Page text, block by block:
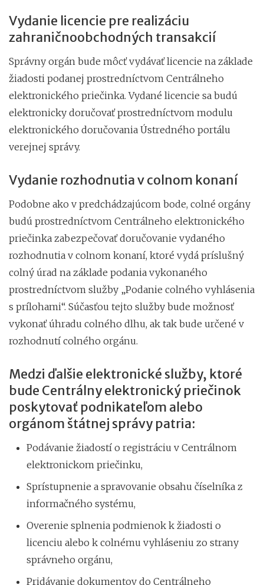
Vydanie licencie pre realizáciu
zahraničnoobchodných transakcií
Správny orgán bude môcť vydávať licencie na základe
žiadosti podanej prostredníctvom Centrálneho
elektronického priečinka. Vydané licencie sa budú
elektronicky doručovať prostredníctvom modulu
elektronického doručovania Ústredného portálu
verejnej správy.
Vydanie rozhodnutia v colnom konaní
Podobne ako v predchádzajúcom bode, colné orgány
budú prostredníctvom Centrálneho elektronického
priečinka zabezpečovať doručovanie vydaného
rozhodnutia v colnom konaní, ktoré vydá príslušný
colný úrad na základe podania vykonaného
prostredníctvom služby „Podanie colného vyhlásenia
s prílohami“. Súčasťou tejto služby bude možnosť
vykonať úhradu colného dlhu, ak tak bude určené v
rozhodnutí colného orgánu.
Medzi ďalšie elektronické služby, ktoré
bude Centrálny elektronický priečinok
poskytovať podnikateľom alebo
orgánom štátnej správy patria:
Podávanie žiadostí o registráciu v Centrálnom
elektronickom priečinku,
Sprístupnenie a spravovanie obsahu číselníka z
informačného systému,
Overenie splnenia podmienok k žiadosti o
licenciu alebo k colnému vyhláseniu zo strany
správneho orgánu,
Pridávanie dokumentov do Centrálneho